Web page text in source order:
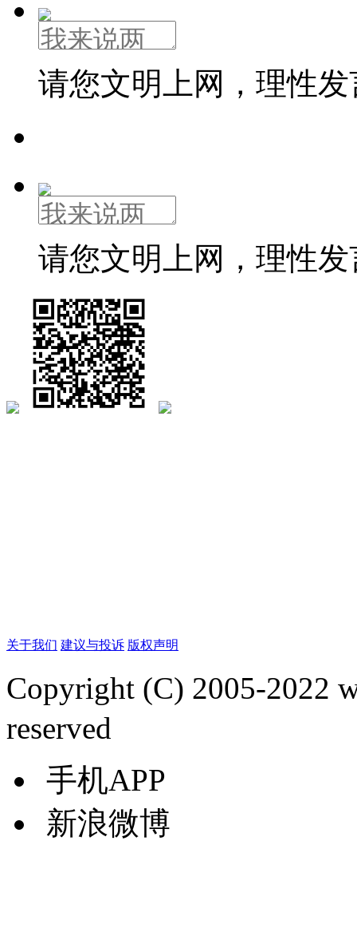
请您文明上网，理性
请您文明上网，理性
关于我们 建议与投诉 版权声明
Copyright (C) 2005-2022
reserved
手机APP
新浪微博